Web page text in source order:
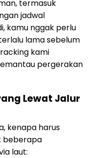
termasuk
jadwal
kamu nggak perlu
lama sebelum
kami
pergerakan
Lewat Jalur
kenapa harus
beberapa
laut: